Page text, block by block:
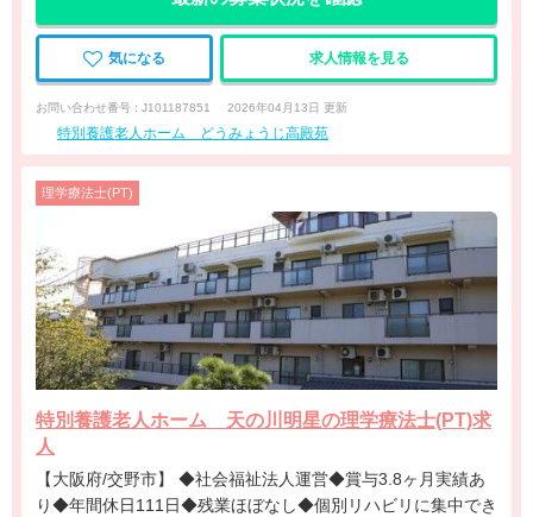
気になる 求人情報を見る
お問い合わせ番号 : J101187851 2026年04月13日 更新
特別養護老人ホーム どうみょうじ高殿苑
理学療法士(PT)
特別養護老人ホーム 天の川明星の理学療法士(PT)求
人
【大阪府/交野市】 ◆社会福祉法人運営◆賞与3.8ヶ月実績あ
り◆年間休日111日◆残業ほぼなし◆個別リハビリに集中でき